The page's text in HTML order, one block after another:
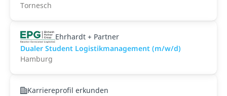
Tornesch
Ehrhardt + Partner
Dualer Student Logistikmanagement (m/w/d)
Hamburg
Karriereprofil erkunden